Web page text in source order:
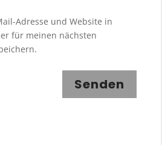
Adresse und Website in
für meinen nächsten
Senden